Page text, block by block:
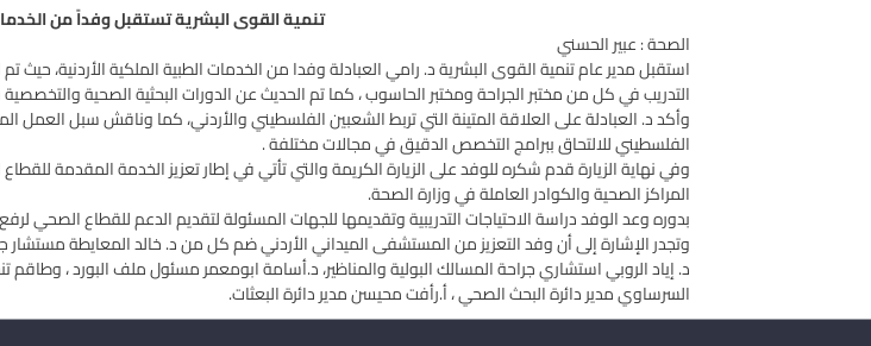
تنمية القوى البشرية تستقبل وفداً من
الصحة : عبير الحسني
استقبل مدير عام تنمية القوى البشرية د. رامي العبادلة وفدا من الخدمات الطبية الملكية الأردنية،
التدريب في كل من مختبر الجراحة ومختبر الحاسوب ، كما تم الحديث عن الدورات البحثية الصحية
وأكد د. العبادلة على العلاقة المتينة التي تربط الشعبين الفلسطيني والأردني، كما وناقش سبل العمل
الفلسطيني للالتحاق ببرامج التخصص الدقيق في مجالات مختلفة .
وفي نهاية الزيارة قدم شكره للوفد على الزيارة الكريمة والتي تأتي في إطار تعزيز الخدمة المقدمة
المراكز الصحية والكوادر العاملة في وزارة الصحة.
بدوره وعد الوفد دراسة الاحتياجات التدريبية وتقديمها للجهات المسئولة لتقديم الدعم للقطاع الصحي
وتجدر الإشارة إلى أن وفد التعزيز من المستشفى الميداني الأردني ضم كل من د. خالد المعايطة
د. إياد الروبي استشاري جراحة المسالك البولية والمناظير، د.أسامة ابومعمر مسئول ملف البورد ، وطاقم
السرساوي مدير دائرة البحث الصحي ، أ.رأفت محيسن مدير دائرة البعثات.